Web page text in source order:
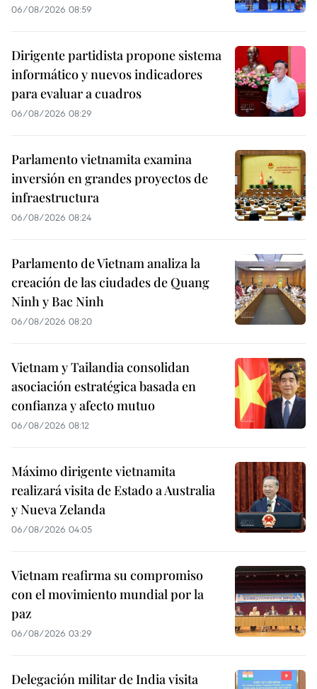
06/08/2026 08:59
Dirigente partidista propone sistema
informático y nuevos indicadores
para evaluar a cuadros
06/08/2026 08:29
Parlamento vietnamita examina
inversión en grandes proyectos de
infraestructura
06/08/2026 08:24
Parlamento de Vietnam analiza la
creación de las ciudades de Quang
Ninh y Bac Ninh
06/08/2026 08:20
Vietnam y Tailandia consolidan
asociación estratégica basada en
confianza y afecto mutuo
06/08/2026 08:12
Máximo dirigente vietnamita
realizará visita de Estado a Australia
y Nueva Zelanda
06/08/2026 04:05
Vietnam reafirma su compromiso
con el movimiento mundial por la
paz
06/08/2026 03:29
Delegación militar de India visita